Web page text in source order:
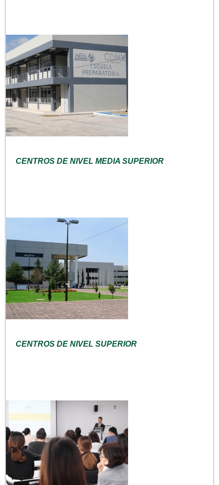
CENTROS DE NIVEL MEDIA SUPERIOR
CENTROS DE NIVEL SUPERIOR